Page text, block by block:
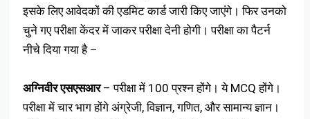
इसके लिए आवेदकों की एडमिट कार्ड जारी किए जाएंगे। फिर उनको
चुने गए परीक्षा केंदर में जाकर परीक्षा देनी होगी। परीक्षा का पैटर्न
नीचे दिया गया है –
अग्निवीर एसएसआर– परीक्षा में 100 प्रश्न होंगे। ये MCQ होंगे।
परीक्षा में चार भाग होंगे अंग्रेजी, विज्ञान, गणित, और सामान्य ज्ञान।